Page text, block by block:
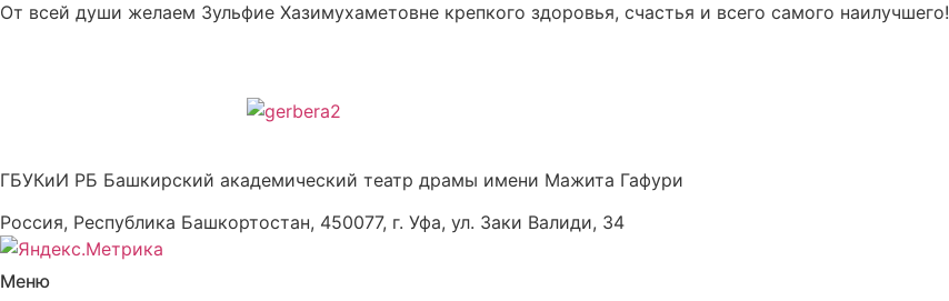
От всей души желаем Зульфие Хазимухаметовне крепкого здоровья, счастья и всего самого наилучшего!
ГБУКиИ РБ Башкирский академический театр драмы имени Мажита Гафури
Россия, Республика Башкортостан, 450077, г. Уфа, ул. Заки Валиди, 34
Меню